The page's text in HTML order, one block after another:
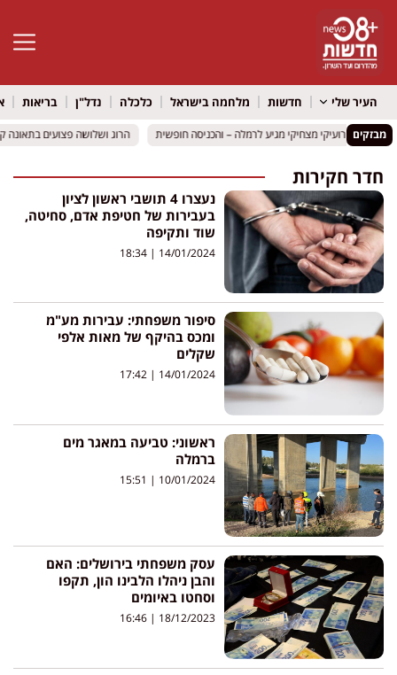
פתח
העיר שלי חדשות מלחמה בישראל כלכלה נדל"ן בריאות
מבזקים
הילדים רועיקי מצחיקי מגיע לרמלה – והכניסה חופשית
הילדים רועיקי מצחיקי מגיע לרמלה – והכניסה חופשית הרוג ושלושה פצועים בתאונה קשה בכביש 316 סמוך למיתר:
הרוג ושלושה פצועים בתאונה קשה בכביש 316 סמוך למיתר:
חדר חקירות
נעצרו 4 תושבי ראשון לציון
בעבירות של חטיפת אדם, סחיטה,
שוד ותקיפה
14/01/2024
סיפור משפחתי: עבירות מע"מ
ומכס בהיקף של מאות אלפי
שקלים
14/01/2024
ראשוני: טביעה במאגר מים
ברמלה
10/01/2024
עסק משפחתי בירושלים: האם
והבן ניהלו הלבינו הון, תקפו
וסחטו באיומים
18/12/2023